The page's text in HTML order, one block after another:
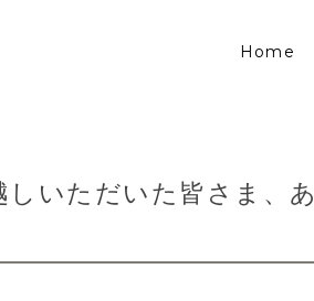
Home
いただいた皆さま、あ